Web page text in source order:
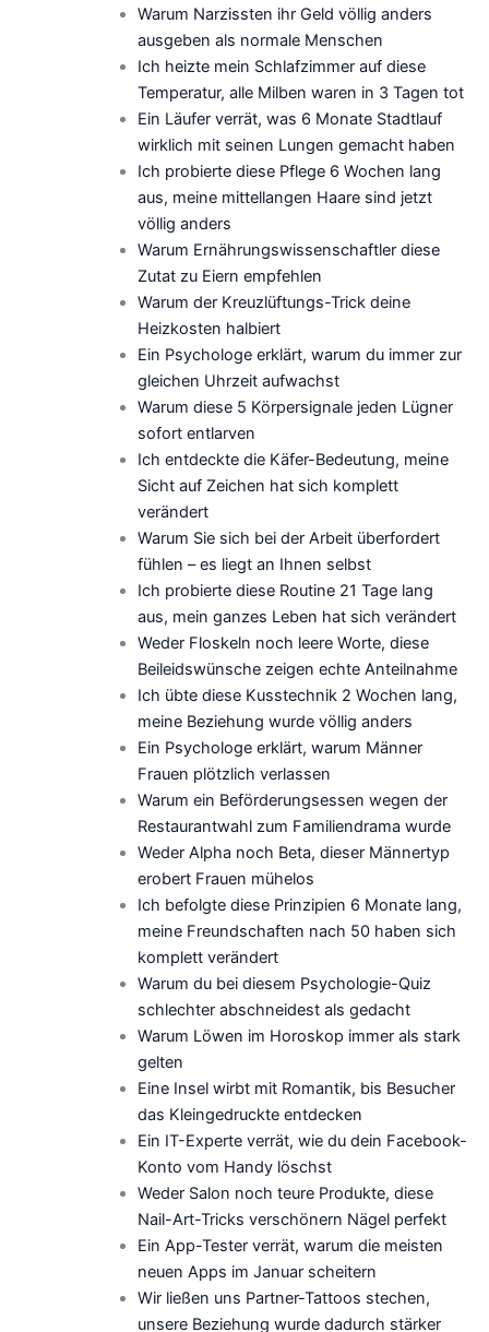
Warum Narzissten ihr Geld völlig anders
ausgeben als normale Menschen
Ich heizte mein Schlafzimmer auf diese
Temperatur, alle Milben waren in 3 Tagen tot
Ein Läufer verrät, was 6 Monate Stadtlauf
wirklich mit seinen Lungen gemacht haben
Ich probierte diese Pflege 6 Wochen lang
aus, meine mittellangen Haare sind jetzt
völlig anders
Warum Ernährungswissenschaftler diese
Zutat zu Eiern empfehlen
Warum der Kreuzlüftungs-Trick deine
Heizkosten halbiert
Ein Psychologe erklärt, warum du immer zur
gleichen Uhrzeit aufwachst
Warum diese 5 Körpersignale jeden Lügner
sofort entlarven
Ich entdeckte die Käfer-Bedeutung, meine
Sicht auf Zeichen hat sich komplett
verändert
Warum Sie sich bei der Arbeit überfordert
fühlen – es liegt an Ihnen selbst
Ich probierte diese Routine 21 Tage lang
aus, mein ganzes Leben hat sich verändert
Weder Floskeln noch leere Worte, diese
Beileidswünsche zeigen echte Anteilnahme
Ich übte diese Kusstechnik 2 Wochen lang,
meine Beziehung wurde völlig anders
Ein Psychologe erklärt, warum Männer
Frauen plötzlich verlassen
Warum ein Beförderungsessen wegen der
Restaurantwahl zum Familiendrama wurde
Weder Alpha noch Beta, dieser Männertyp
erobert Frauen mühelos
Ich befolgte diese Prinzipien 6 Monate lang,
meine Freundschaften nach 50 haben sich
komplett verändert
Warum du bei diesem Psychologie-Quiz
schlechter abschneidest als gedacht
Warum Löwen im Horoskop immer als stark
gelten
Eine Insel wirbt mit Romantik, bis Besucher
das Kleingedruckte entdecken
Ein IT-Experte verrät, wie du dein Facebook-
Konto vom Handy löschst
Weder Salon noch teure Produkte, diese
Nail-Art-Tricks verschönern Nägel perfekt
Ein App-Tester verrät, warum die meisten
neuen Apps im Januar scheitern
Wir ließen uns Partner-Tattoos stechen,
unsere Beziehung wurde dadurch stärker